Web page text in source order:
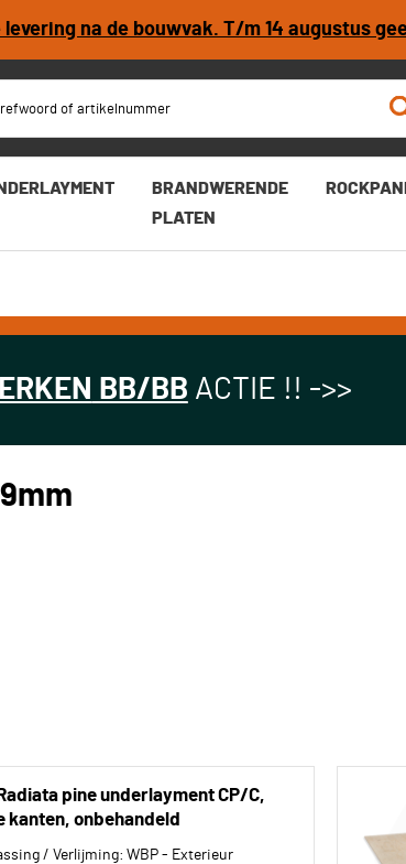
na de bouwvak. T/m 14 augustus
BRANDWERENDE
PLATEN
BB/BB ACTIE !! ->>
pine underlayment CP/C,
kanten, onbehandeld
/ Verlijming: WBP - Exterieur